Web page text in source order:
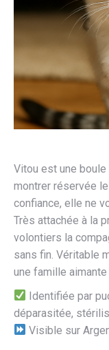
Vitou est une boule
montrer réservée
confiance, elle ne
Très attachée à la
volontiers la
sans fin. Véritable
une famille
Identifiée par
déparasitée,
Visible sur